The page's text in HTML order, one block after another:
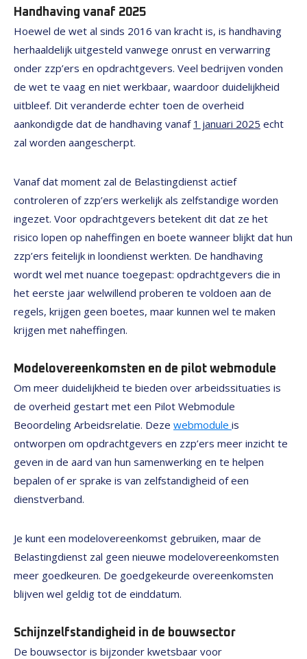
Handhaving vanaf 2025
Hoewel de wet al sinds 2016 van kracht is, is handhaving
herhaaldelijk uitgesteld vanwege onrust en verwarring
onder zzp’ers en opdrachtgevers. Veel bedrijven vonden
de wet te vaag en niet werkbaar, waardoor duidelijkheid
uitbleef. Dit veranderde echter toen de overheid
aankondigde dat de handhaving vanaf 1 januari 2025 echt
zal worden aangescherpt.
Vanaf dat moment zal de Belastingdienst actief
controleren of zzp’ers werkelijk als zelfstandige worden
ingezet. Voor opdrachtgevers betekent dit dat ze het
risico lopen op naheffingen en boete wanneer blijkt dat hun
zzp’ers feitelijk in loondienst werkten. De handhaving
wordt wel met nuance toegepast: opdrachtgevers die in
het eerste jaar welwillend proberen te voldoen aan de
regels, krijgen geen boetes, maar kunnen wel te maken
krijgen met naheffingen.
Modelovereenkomsten en de pilot webmodule
Om meer duidelijkheid te bieden over arbeidssituaties is
de overheid gestart met een Pilot Webmodule
Beoordeling Arbeidsrelatie. Deze webmodule is
ontworpen om opdrachtgevers en zzp’ers meer inzicht te
geven in de aard van hun samenwerking en te helpen
bepalen of er sprake is van zelfstandigheid of een
dienstverband.
Je kunt een modelovereenkomst gebruiken, maar de
Belastingdienst zal geen nieuwe modelovereenkomsten
meer goedkeuren. De goedgekeurde overeenkomsten
blijven wel geldig tot de einddatum.
Schijnzelfstandigheid in de bouwsector
De bouwsector is bijzonder kwetsbaar voor